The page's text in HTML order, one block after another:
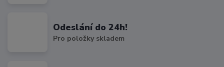
Odeslání do 24h!
Pro položky skladem